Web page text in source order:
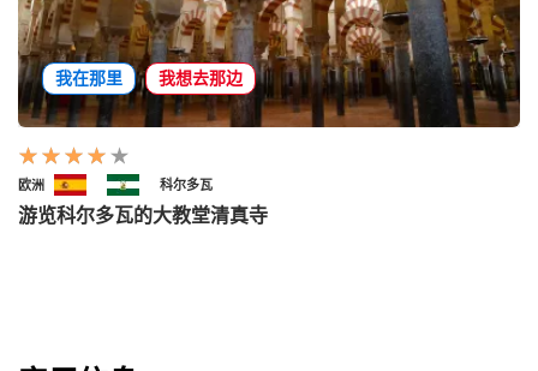
我在那里 我想去那边
欧洲 科尔多瓦
游览科尔多瓦的大教堂清真寺